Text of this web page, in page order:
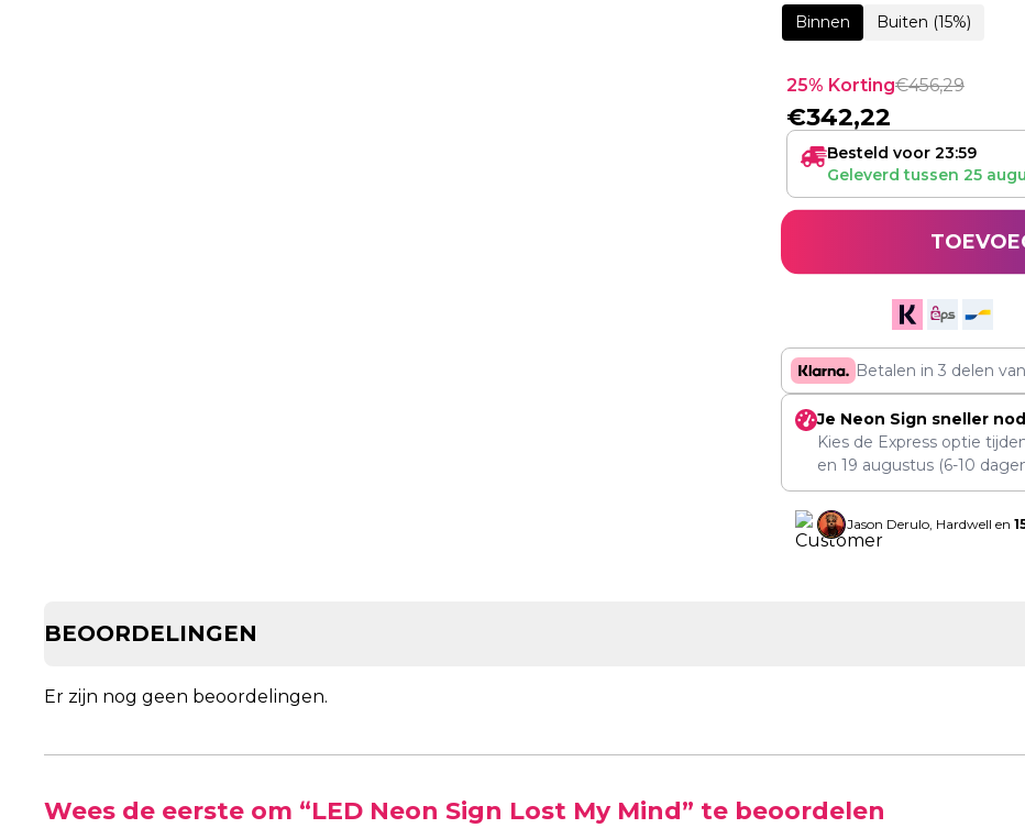
Binnen Buiten (15%)
25% Korting€456,29
€342,22
Besteld voor 23:59
Geleverd tussen 25
Betalen in 3 delen
Je Neon Sign sneller
Kies de Express optie
en 19 augustus(6-10
Jason Derulo, Hardwell en
BEOORDELINGEN
Er zijn nog geen beoordelingen.
Wees de eerste om “LED Neon Sign Lost My Mind” te beoordelen